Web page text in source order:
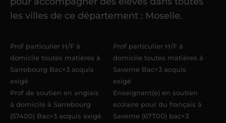
référent me confie mes premiers
élèves dans un délai de 6 jours
Acadomia.
les villes de ce département : Moselle.
Prof particulier H/F à
domicile toutes matières à
Sarrebourg Bac+3 acquis
exigé
Prof de soutien en anglais
à domicile à Sarrebourg
(57400) Bac+3 acquis exigé
Prof particulier H/F à
domicile toutes matières à
Saverne Bac+3 acquis
exigé
Enseignant(e) en soutien
scolaire pour du français à
Saverne (67700) bac+3